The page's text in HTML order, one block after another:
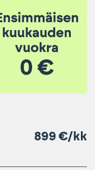
899 €/kk